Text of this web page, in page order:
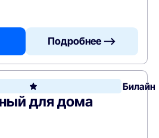
Подробнее —>
Билайн
для дома